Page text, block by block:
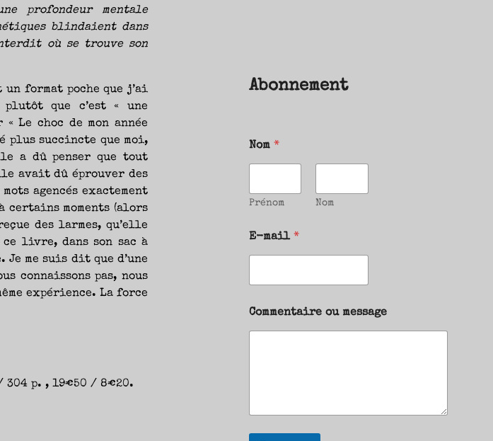
profondeur mentale
blindaient dans
où se trouve son
format poche que j’ai
plutôt que c’est « une
Le choc de mon année
plus succincte que moi,
a dû penser que tout
avait dû éprouver des
agencés exactement
certains moments (alors
des larmes, qu’elle
ce livre, dans son sac à
Je me suis dit que d’une
connaissons pas, nous
expérience. La force
p. , 19€50 / 8€20.
Abonnement
Nom *
Prénom Nom
E-mail *
Commentaire ou message